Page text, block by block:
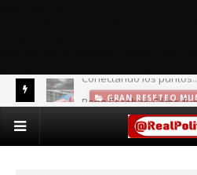
Pepe Escobar: Cómo
GUERRAS